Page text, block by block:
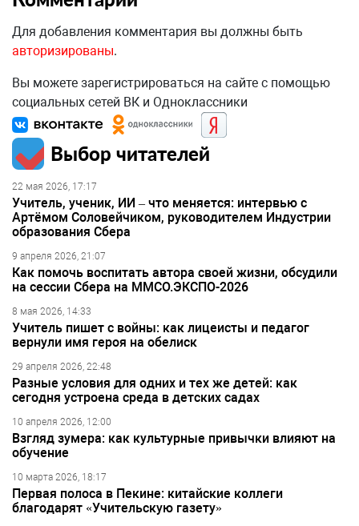
Для добавления комментария вы должны быть
авторизированы.
Вы можете зарегистрироваться на сайте с помощью
социальных сетей ВК и Одноклассники
Выбор читателей
22 мая 2026, 17:17
Учитель, ученик, ИИ – что меняется: интервью с
Артёмом Соловейчиком, руководителем Индустрии
образования Сбера
9 апреля 2026, 21:07
Как помочь воспитать автора своей жизни, обсудили
на сессии Сбера на ММСО.ЭКСПО-2026
8 мая 2026, 14:33
Учитель пишет с войны: как лицеисты и педагог
вернули имя героя на обелиск
29 апреля 2026, 22:48
Разные условия для одних и тех же детей: как
сегодня устроена среда в детских садах
10 апреля 2026, 12:00
Взгляд зумера: как культурные привычки влияют на
обучение
10 марта 2026, 18:17
Первая полоса в Пекине: китайские коллеги
благодарят «Учительскую газету»